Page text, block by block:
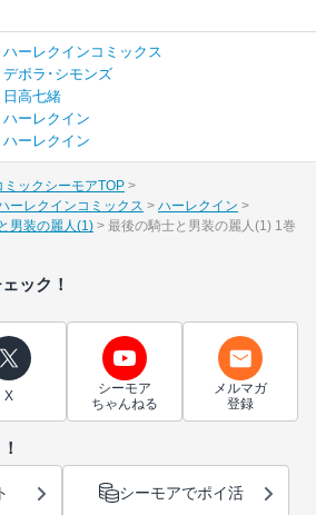
ハーレクインコミックス
デボラ･シモンズ
日高七緒
ハーレクイン
ハーレクイン
ックシーモアTOP
ーレクインコミックス
ハーレクイン
男装の麗人(1) 最後の騎士と男装の麗人(1) 1巻
ック！
X
シーモア
ちゃんねる
メルマガ
登録
シーモアでポイ活